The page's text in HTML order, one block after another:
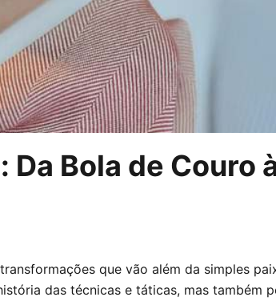
Bola de Couro
que vão além da simples
das técnicas e táticas, mas também